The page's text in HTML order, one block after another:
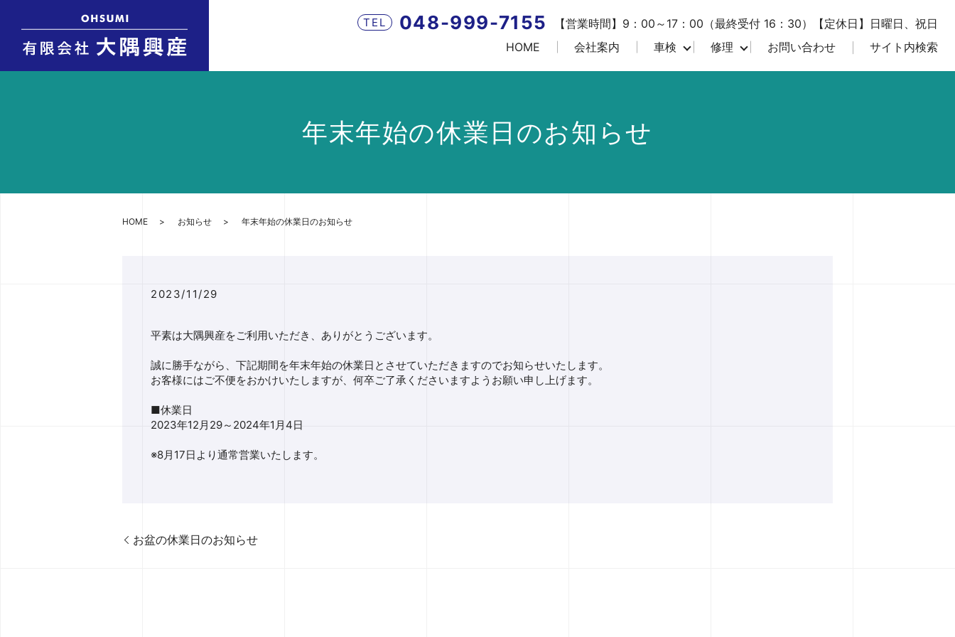
TEL 048-999-7155 【営業時間】9：00～17：00（最終受付 16：30）
【定休日】日曜日、祝日
HOME
会社案内 車検 修理 お問い合わせ サイト内検索
年末年始の休業日のお知らせ
HOME お知らせ 年末年始の休業日のお知らせ
2023/11/29
平素は大隅興産をご利用いただき、ありがとうございます。
誠に勝手ながら、下記期間を年末年始の休業日とさせていただきますのでお知らせいたします。
お客様にはご不便をおかけいたしますが、何卒ご了承くださいますようお願い申し上げます。
■休業日
2023年12月29～2024年1月4日
※8月17日より通常営業いたします。
お盆の休業日のお知らせ